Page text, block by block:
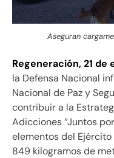
Aseguran
Regeneración, 21 de
la Defensa Nacional
Nacional de Paz y
contribuir a la
Adicciones “Juntos
elementos del
849 kilogramos de